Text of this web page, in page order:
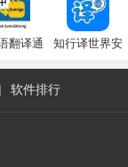
府)
翻译通
知行译世界安
| 软件排行